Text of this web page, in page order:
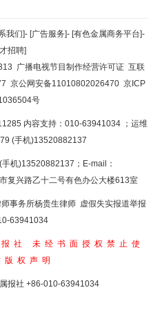
顶部
首页
我们]- [广告服务]- [有色金属商务平台]-
招聘]
广播电视节目制作经营许可证 互联
京公网安备11010802026470 京ICP
号
内容支持：010-63941034 ；运维
(手机)13520882137
机)13520882137；E-mail：
复兴路乙十二号有色办公大楼613室
事务所杨贵生律师 虚假失实报道举报
63941034
社
未经书面授权禁止使
版权声明
报社 +86-010-63941034